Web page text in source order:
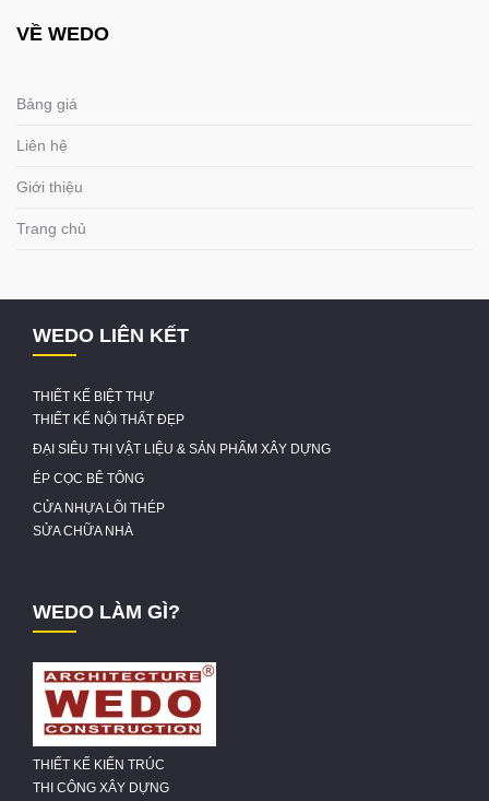
VỀ WEDO
Bảng giá
Liên hệ
Giới thiệu
Trang chủ
WEDO LIÊN KẾT
THIẾT KẾ BIỆT THỰ
THIẾT KẾ NỘI THẤT ĐẸP
ĐẠI SIÊU THỊ VẬT LIỆU & SẢN PHẨM XÂY DỰNG
ÉP CỌC BÊ TÔNG
CỬA NHỰA LÕI THÉP
SỬA CHỮA NHÀ
WEDO LÀM GÌ?
THIẾT KẾ KIẾN TRÚC
THI CÔNG XÂY DỰNG